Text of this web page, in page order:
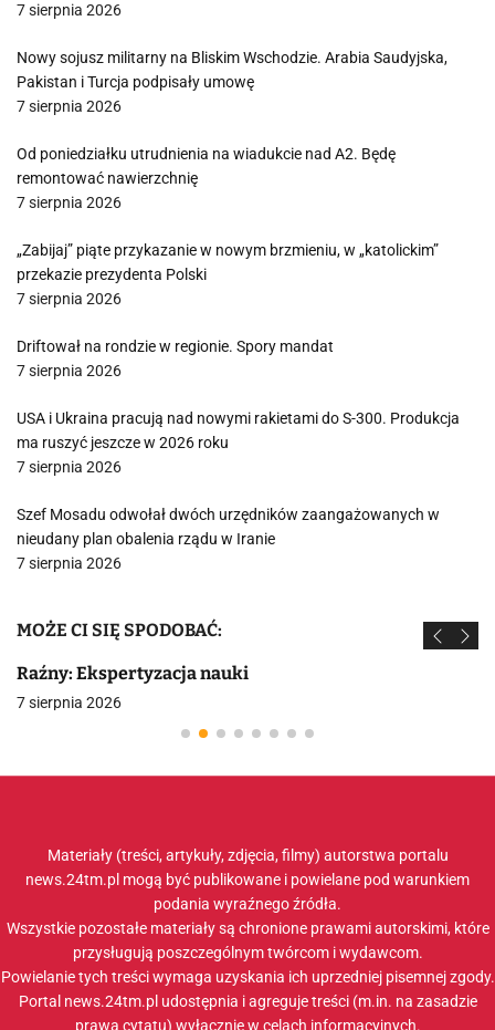
7 sierpnia 2026
Nowy sojusz militarny na Bliskim Wschodzie. Arabia Saudyjska,
Pakistan i Turcja podpisały umowę
7 sierpnia 2026
Od poniedziałku utrudnienia na wiadukcie nad A2. Będę
remontować nawierzchnię
7 sierpnia 2026
„Zabijaj” piąte przykazanie w nowym brzmieniu, w „katolickim”
przekazie prezydenta Polski
7 sierpnia 2026
Driftował na rondzie w regionie. Spory mandat
7 sierpnia 2026
USA i Ukraina pracują nad nowymi rakietami do S-300. Produkcja
ma ruszyć jeszcze w 2026 roku
7 sierpnia 2026
Szef Mosadu odwołał dwóch urzędników zaangażowanych w
nieudany plan obalenia rządu w Iranie
7 sierpnia 2026
MOŻE CI SIĘ SPODOBAĆ:
Raźny: Ekspertyzacja nauki
7 sierpnia 2026
Materiały (treści, artykuły, zdjęcia, filmy) autorstwa portalu
news.24tm.pl mogą być publikowane i powielane pod warunkiem
podania wyraźnego źródła.
Wszystkie pozostałe materiały są chronione prawami autorskimi, które
przysługują poszczególnym twórcom i wydawcom.
Powielanie tych treści wymaga uzyskania ich uprzedniej pisemnej zgody.
Portal news.24tm.pl udostępnia i agreguje treści (m.in. na zasadzie
prawa cytatu) wyłącznie w celach informacyjnych.